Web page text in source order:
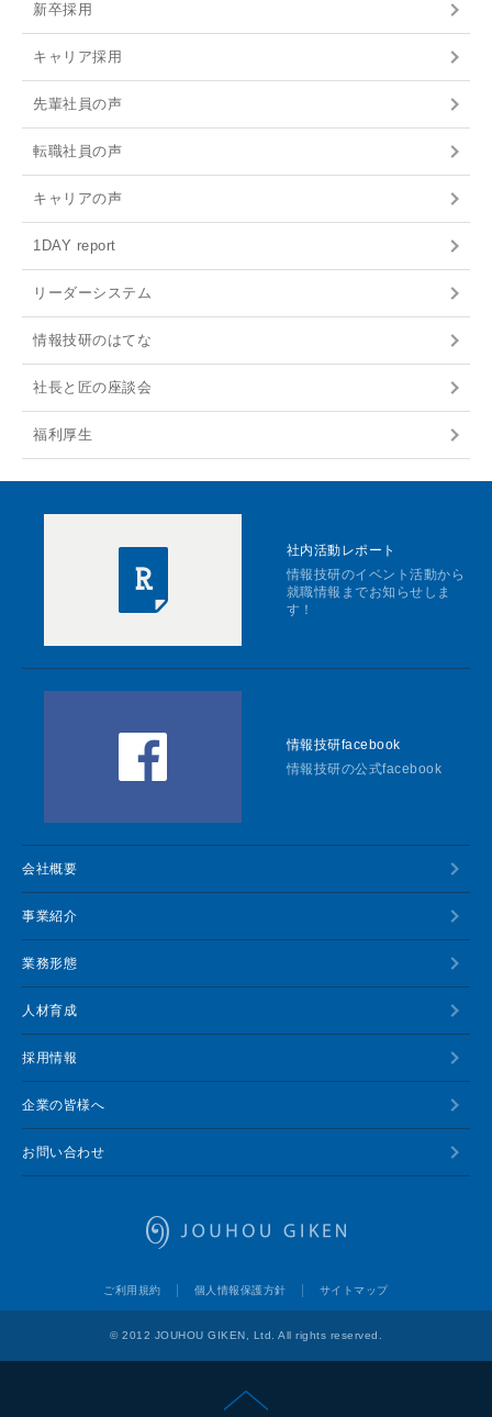
新卒採用
キャリア採用
先輩社員の声
転職社員の声
キャリアの声
1DAY report
リーダーシステム
情報技研のはてな
社長と匠の座談会
福利厚生
社内活動レポート
情報技研のイベント活動から
就職情報までお知らせしま
す！
情報技研facebook
情報技研の公式facebook
会社概要
事業紹介
業務形態
人材育成
採用情報
企業の皆様へ
お問い合わせ
ご利用規約 個人情報保護方針 サイトマップ
© 2012 JOUHOU GIKEN, Ltd. All rights reserved.